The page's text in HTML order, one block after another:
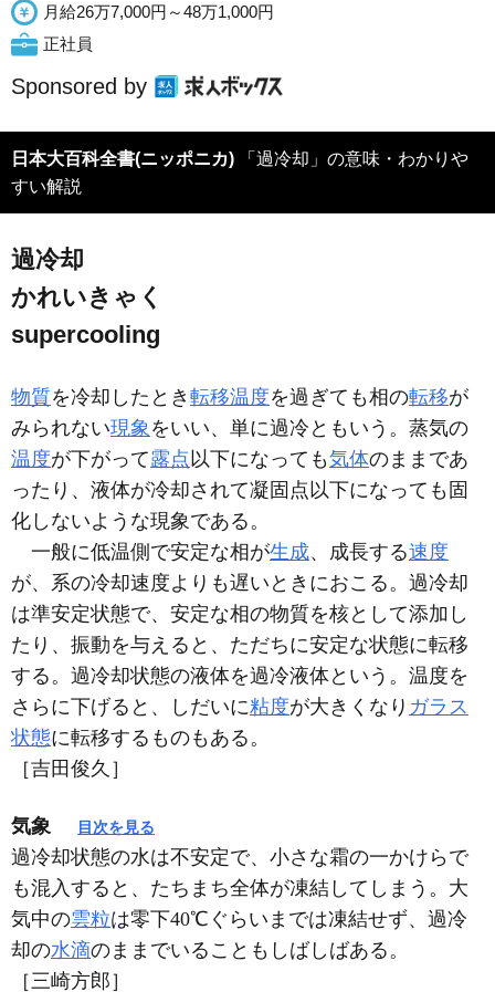
月給26万7,000円～48万1,000円
正社員
Sponsored by
日本大百科全書(ニッポニカ) 「過冷却」の意味・わかりや
すい解説
過冷却
かれいきゃく
supercooling
物質を冷却したとき 転移温度を過ぎても相の転移が
みられない現象をいい、単に過冷ともいう。蒸気の
温度が下がって露点以下になっても気体のままであ
ったり、液体が冷却されて凝固点以下になっても固
化しないような現象である。
一般に低温側で安定な相が生成、成長する速度
が、系の冷却速度よりも遅いときにおこる。過冷却
は準安定状態で、安定な相の物質を核として添加し
たり、振動を与えると、ただちに安定な状態に転移
する。過冷却状態の液体を過冷液体という。温度を
さらに下げると、しだいに粘度が大きくなり ガラス
状態に転移するものもある。
［吉田俊久］
気象 目次を見る
過冷却状態の水は不安定で、小さな霜の一かけらで
も混入すると、たちまち全体が凍結してしまう。大
気中の雲粒は零下40℃ぐらいまでは凍結せず、過冷
却の水滴のままでいることもしばしばある。
［三崎方郎］